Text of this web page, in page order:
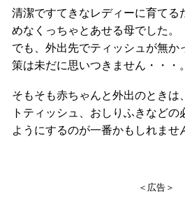
清潔ですてきなレディーに育てる
めなくっちゃとあせる母でした。
でも、外出先でティッシュが無か
策は未だに思いつきません・・・。
そもそも赤ちゃんと外出のときは
トティッシュ、おしりふきなど
ようにするのが一番かもしれませ
＜広告＞